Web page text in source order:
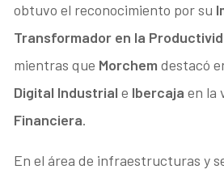
obtuvo el reconocimiento por su
Transformador en la
mientras que Morchem destacó
Digital Industrial e Ibercaja en la
Financiera.
En el área de infraestructuras y